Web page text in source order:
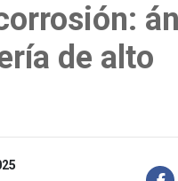
de alto